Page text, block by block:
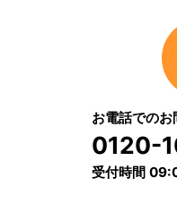
お電話での
0120-
受付時間